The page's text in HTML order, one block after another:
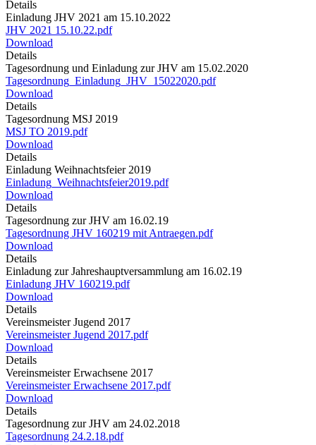
Details
Einladung JHV 2021 am 15.10.2022
JHV 2021 15.10.22.pdf
Download
Details
Tagesordnung und Einladung zur JHV am 15.02.2020
Tagesordnung_Einladung_JHV_15022020.pdf
Download
Details
Tagesordnung MSJ 2019
MSJ TO 2019.pdf
Download
Details
Einladung Weihnachtsfeier 2019
Einladung_Weihnachtsfeier2019.pdf
Download
Details
Tagesordnung zur JHV am 16.02.19
Tagesordnung JHV 160219 mit Antraegen.pdf
Download
Details
Einladung zur Jahreshauptversammlung am 16.02.19
Einladung JHV 160219.pdf
Download
Details
Vereinsmeister Jugend 2017
Vereinsmeister Jugend 2017.pdf
Download
Details
Vereinsmeister Erwachsene 2017
Vereinsmeister Erwachsene 2017.pdf
Download
Details
Tagesordnung zur JHV am 24.02.2018
Tagesordnung 24.2.18.pdf